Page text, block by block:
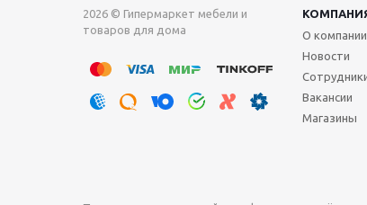
2026 © Гипермаркет мебели и
товаров для дома
О компании
Новости
Вакансии
Магазины